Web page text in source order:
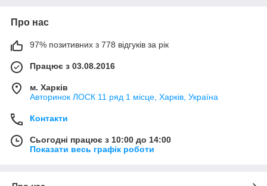
Про нас
97% позитивних з 778 відгуків за рік
Працює з 03.08.2016
м. Харків
Авторинок ЛОСК 11 ряд 1 місце, Харків, Україна
Контакти
Сьогодні працює з 10:00 до 14:00
Показати весь графік роботи